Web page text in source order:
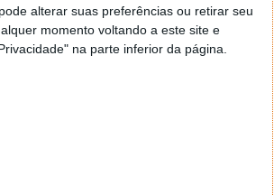
alterar suas preferências ou retirar seu
momento voltando a este site e
na parte inferior da página.
custos de conformidade
para as fabricantes da UE